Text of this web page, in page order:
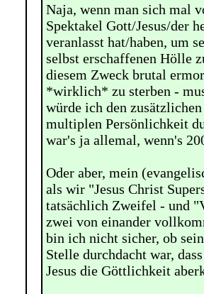
Naja, wenn man sich mal
Spektakel Gott/Jesus/der
veranlasst hat/haben, um
selbst erschaffenen Hölle
diesem Zweck brutal
*wirklich* zu sterben -
würde ich den
multiplen Persönlichkeit
war's ja allemal, wenn's
Oder aber, mein
als wir "Jesus Christ
tatsächlich Zweifel - und
zwei von einander
bin ich nicht sicher, ob
Stelle durchdacht war,
Jesus die Göttlichkeit